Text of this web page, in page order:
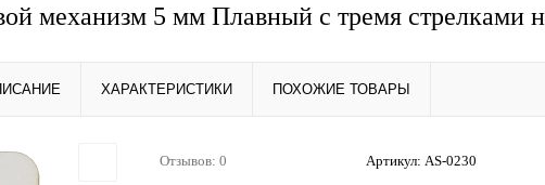
механизм 5 мм Плавный с тремя
ХАРАКТЕРИСТИКИ ПОХОЖИЕ ТОВАРЫ
Отзывов: 0 Артикул: AS-0230